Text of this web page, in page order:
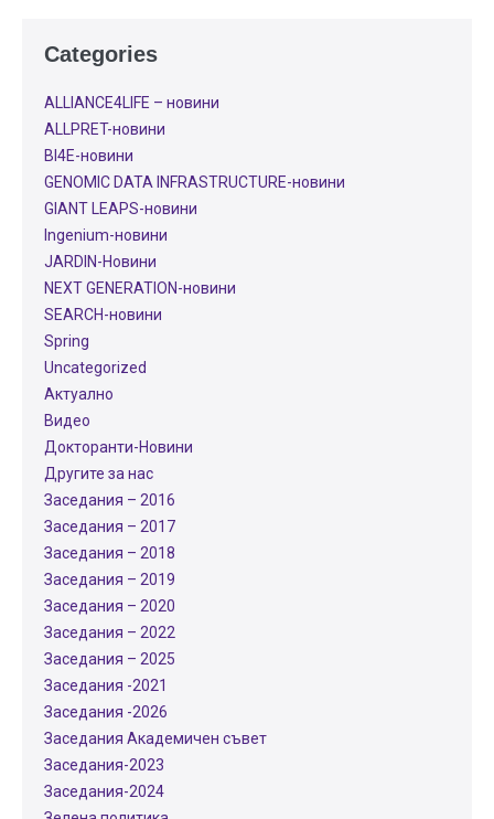
Categories
ALLIANCE4LIFE​ – новини
ALLPRET-новини
BI4E-новини
GENOMIC DATA INFRASTRUCTURE-новини
GIANT LEAPS-новини
Ingenium-новини
JARDIN-Новини
NEXT GENERATION-новини
SEARCH-новини
Spring
Uncategorized
Актуално
Видео
Докторанти-Новини
Другите за нас
Заседания – 2016
Заседания – 2017
Заседания – 2018
Заседания – 2019
Заседания – 2020
Заседания – 2022
Заседания – 2025
Заседания -2021
Заседания -2026
Заседания Академичен съвет
Заседания-2023
Заседания-2024